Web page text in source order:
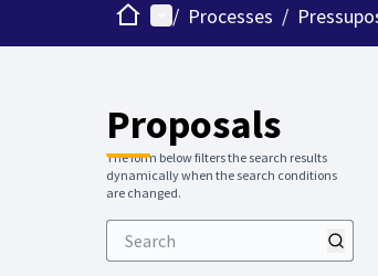
HomeMain menu
/ Processes /
Proposals
The form below filters the search results
dynamically when the search conditions
are changed.